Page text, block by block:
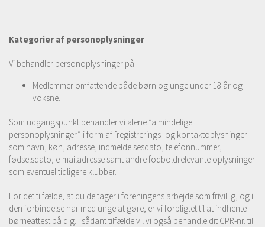
Kategorier af personoplysninger
Vi behandler personoplysninger på:
Medlemmer omfattende både børn og unge under 18 år og
voksne.
Som udgangspunkt behandler vi alene ”almindelige
personoplysninger” i form af [registrerings- og kontaktoplysninger
som navn, køn, adresse, indmeldelsesdato, telefonnummer,
fødselsdato, e-mailadresse samt andre fodboldrelevante oplysninger
som eventuel tidligere klubber.
For det tilfælde, at du deltager i foreningens arbejde som frivillig, og i
den forbindelse har med unge at gøre, er vi forpligtet til at indhente
børneattest på dig. I sådant tilfælde vil vi også behandle dit CPR-nr. til